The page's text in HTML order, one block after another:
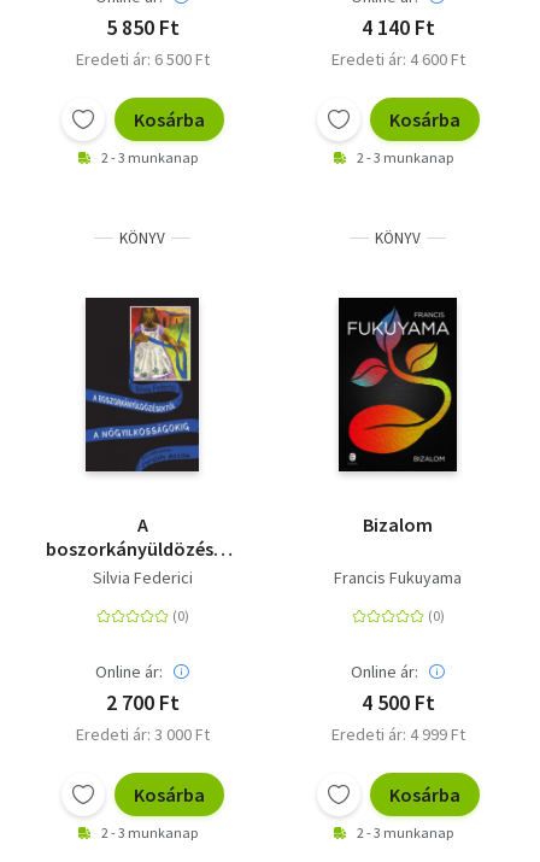
5 850 Ft
Eredeti ár: 6 500 Ft
Kosárba
2 - 3 munkanap
4 140 Ft
Eredeti ár: 4 600 Ft
Kosárba
2 - 3 munkanap
KÖNYV
A
boszorkányüldözésektől
a nőgyilkosságokig
Silvia Federici
Online ár:
2 700 Ft
Eredeti ár: 3 000 Ft
Kosárba
2 - 3 munkanap
KÖNYV
Bizalom
Francis Fukuyama
Online ár:
4 500 Ft
Eredeti ár: 4 999 Ft
Kosárba
2 - 3 munkanap